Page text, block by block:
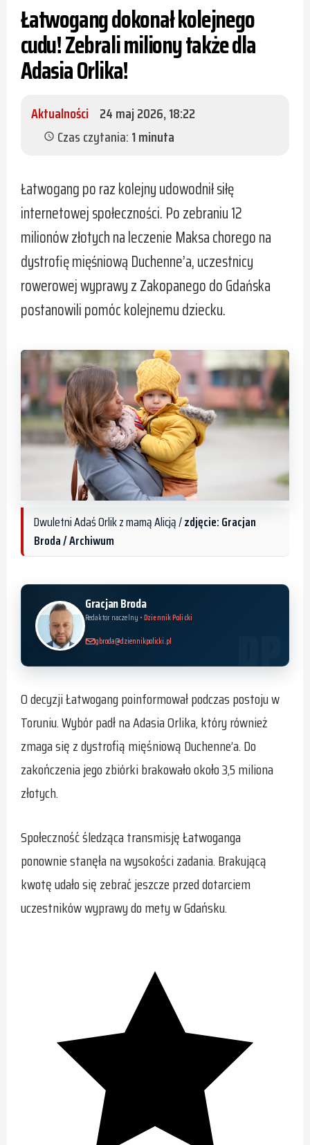
Łatwogang dokonał kolejnego
cudu! Zebrali miliony także dla
Adasia Orlika!
Aktualności 24 maj 2026, 18:22
schedule Czas czytania:1 minuta
Łatwogang po raz kolejny udowodnił siłę
internetowej społeczności. Po zebraniu 12
milionów złotych na leczenie Maksa chorego na
dystrofię mięśniową Duchenne’a, uczestnicy
rowerowej wyprawy z Zakopanego do Gdańska
postanowili pomóc kolejnemu dziecku.
Dwuletni Adaś Orlik z mamą Alicją /zdjęcie: Gracjan
Broda / Archiwum
Gracjan Broda
Redaktor naczelny • Dziennik Policki
gbroda@dziennikpolicki.pl
O decyzji Łatwogang poinformował podczas postoju w
Toruniu. Wybór padł na Adasia Orlika, który również
zmaga się z dystrofią mięśniową Duchenne’a. Do
zakończenia jego zbiórki brakowało około 3,5 miliona
złotych.
Społeczność śledząca transmisję Łatwoganga
ponownie stanęła na wysokości zadania. Brakującą
kwotę udało się zebrać jeszcze przed dotarciem
uczestników wyprawy do mety w Gdańsku.